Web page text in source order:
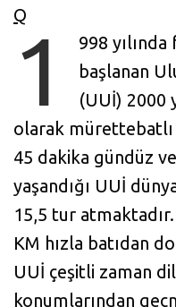
Q
1
998 yılında
başlanan
(UUİ) 2000
olarak
45 dakika gündüz
yaşandığı UUİ
15,5 tur
KM hızla batıdan
UUİ çeşitli zaman
konumlarından